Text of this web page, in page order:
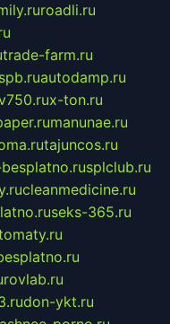
roadli.ru
trade-farm.ru
autodamp.ru
x-ton.ru
manunae.ru
tajuncos.ru
splclub.ru
cleanmedicine.ru
seks-365.ru
don-ykt.ru